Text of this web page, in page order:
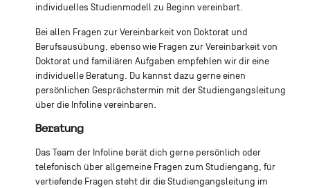
individuelles Studienmodell zu Beginn vereinbart.
Bei allen Fragen zur Vereinbarkeit von Doktorat und
Berufsausübung, ebenso wie Fragen zur Vereinbarkeit von
Doktorat und familiären Aufgaben empfehlen wir dir eine
individuelle Beratung. Du kannst dazu gerne einen
persönlichen Gesprächstermin mit der Studiengangsleitung
über die Infoline vereinbaren.
Beratung
Das Team der Infoline berät dich gerne persönlich oder
telefonisch über allgemeine Fragen zum Studiengang, für
vertiefende Fragen steht dir die Studiengangsleitung im